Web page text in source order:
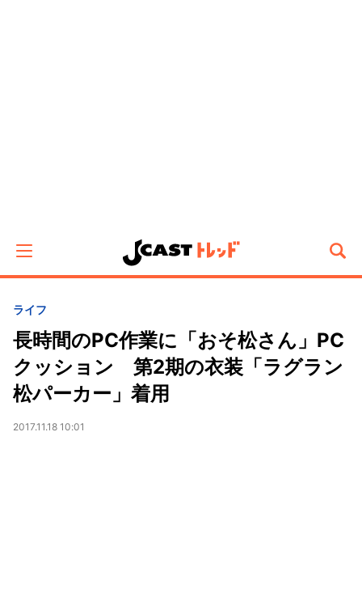
ライフ
長時間のPC作業に「おそ松さん」PC
クッション 第2期の衣装「ラグラン
松パーカー」着用
2017.11.18 10:01